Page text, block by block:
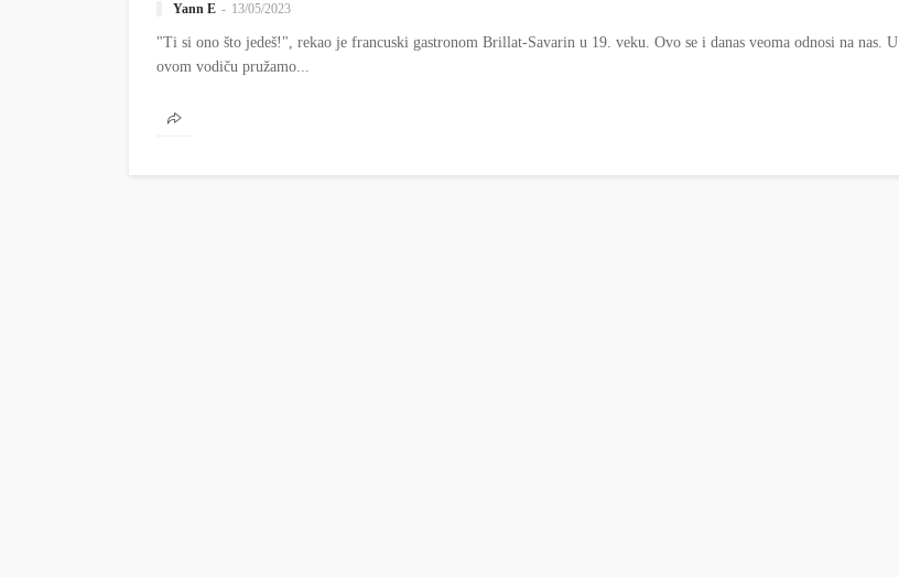
Yann E 13/05/2023
"Ti si ono što jedeš!", rekao je francuski gastronom Brillat-Savarin u 19. veku. Ovo se i danas veoma odnosi na nas. U
ovom vodiču pružamo...